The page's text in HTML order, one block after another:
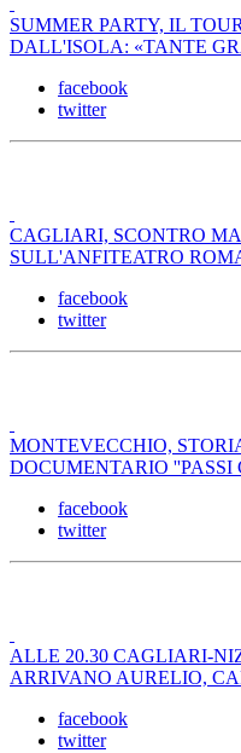
SUMMER PARTY, IL
DALL'ISOLA: «TANTE
facebook
twitter
CAGLIARI, SCONTRO
SULL'ANFITEATRO
facebook
twitter
MONTEVECCHIO,
DOCUMENTARIO
facebook
twitter
ALLE 20.30 CAGLIARI-
ARRIVANO AURELIO,
facebook
twitter